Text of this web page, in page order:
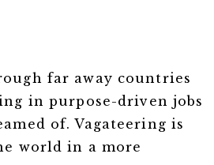
far away countries
in purpose-driven jobs
of. Vagateering is
world in a more